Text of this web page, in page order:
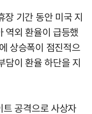
장 기간 동안 미국 지
역외 환율이 급등했
상승폭이 점진적으
담이 환율 하단을 지
공격으로 사상자